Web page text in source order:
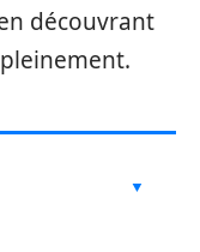
découvrant